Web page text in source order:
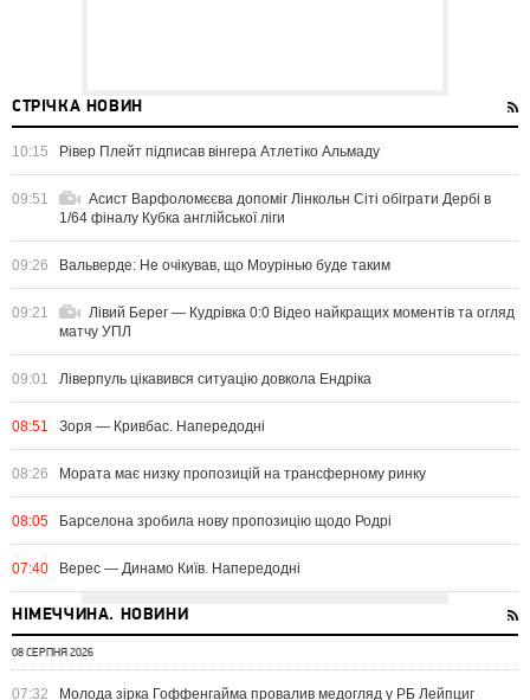
СТРІЧКА НОВИН
10:15 Рівер Плейт підписав вінгера Атлетіко Альмаду
09:51
Асист Варфоломєєва допоміг Лінкольн Сіті обіграти Дербі в
1/64 фіналу Кубка англійської ліги
09:26 Вальверде: Не очікував, що Моурінью буде таким
09:21
Лівий Берег — Кудрівка 0:0 Відео найкращих моментів та огляд
матчу УПЛ
09:01 Ліверпуль цікавився ситуацію довкола Ендріка
08:51 Зоря — Кривбас. Напередодні
08:26 Мората має низку пропозицій на трансферному ринку
08:05 Барселона зробила нову пропозицію щодо Родрі
07:40 Верес — Динамо Київ. Напередодні
НІМЕЧЧИНА. НОВИНИ
08 СЕРПНЯ 2026
07:32 Молода зірка Гоффенгайма провалив медогляд у РБ Лейпциг